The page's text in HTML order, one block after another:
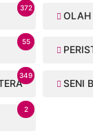
372
OLAH
55
349
SENI
2